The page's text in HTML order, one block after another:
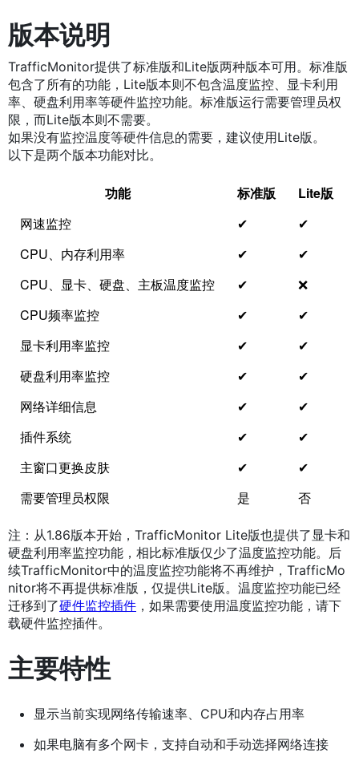
版本说明
TrafficMonitor提供了标准版和Lite版两种版本可用。标准版
包含了所有的功能，Lite版本则不包含温度监控、显卡利用
率、硬盘利用率等硬件监控功能。标准版运行需要管理员权
限，而Lite版本则不需要。
如果没有监控温度等硬件信息的需要，建议使用Lite版。
以下是两个版本功能对比。
功能 标准版
Lite版
网速监控
✔
✔
CPU、内存利用率
✔
✔
CPU、显卡、硬盘、主板温度监控
✔
❌
CPU频率监控
✔
✔
显卡利用率监控
✔
✔
硬盘利用率监控
✔
✔
网络详细信息
✔
✔
插件系统
✔
✔
主窗口更换皮肤
✔
✔
需要管理员权限
是 否
注：从1.86版本开始，TrafficMonitor Lite版也提供了显卡和
硬盘利用率监控功能，相比标准版仅少了温度监控功能。后
续TrafficMonitor中的温度监控功能将不再维护，TrafficMo
nitor将不再提供标准版，仅提供Lite版。温度监控功能已经
迁移到了硬件监控插件 ，如果需要使用温度监控功能，请下
载硬件监控插件。
主要特性
显示当前实现网络传输速率、CPU和内存占用率
如果电脑有多个网卡，支持自动和手动选择网络连接